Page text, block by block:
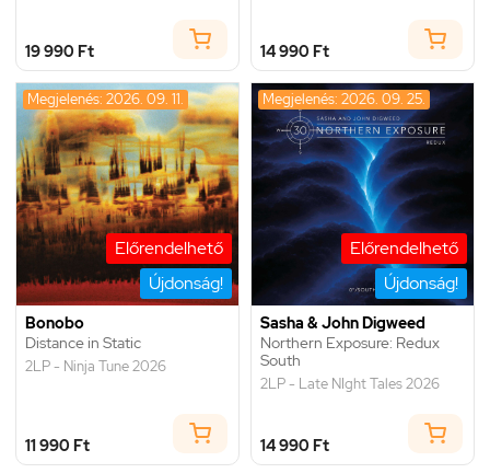
19 990 Ft 14 990 Ft
Előrendelhető
Újdonság!
Megjelenés: 2026. 09. 11.
Bonobo
Distance in Static
2LP - Ninja Tune 2026
11 990 Ft
Előrendelhető
Újdonság!
Megjelenés: 2026. 09. 25.
Sasha & John Digweed
Northern Exposure: Redux
South
2LP - Late NIght Tales 2026
14 990 Ft